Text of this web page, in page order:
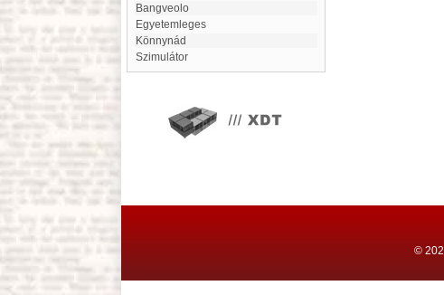
Bangveolo
Egyetemleges
Könnynád
Szimulátor
©